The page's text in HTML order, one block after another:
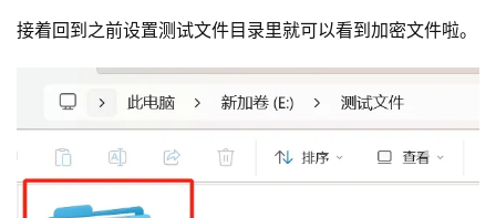
接着回到之前设置测试文件目录里就可以看到加密文件啦。